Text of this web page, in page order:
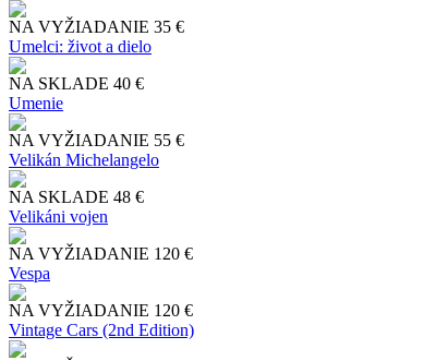
NA VYŽIADANIE 35 €
Umelci: život a dielo
NA SKLADE 40 €
Umenie
NA VYŽIADANIE 55 €
Velikán Michelangelo
NA SKLADE 48 €
Velikáni vojen
NA VYŽIADANIE 120 €
Vespa
NA VYŽIADANIE 120 €
Vintage Cars (2nd Edition)